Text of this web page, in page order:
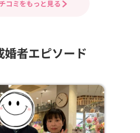
コミをもっと見る
婚者エピソード